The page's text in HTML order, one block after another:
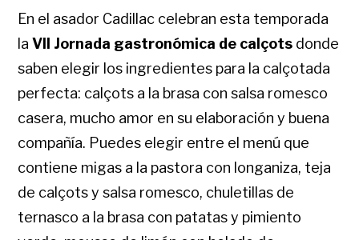
En el asador Cadillac celebran esta temporada
laVII Jornada gastronómica de calçots donde
saben elegir los ingredientes para la calçotada
perfecta: calçots a la brasa con salsa romesco
casera, mucho amor en su elaboración y buena
compañía. Puedes elegir entre el menú que
contiene migas a la pastora con longaniza, teja
de calçots y salsa romesco, chuletillas de
ternasco a la brasa con patatas y pimiento